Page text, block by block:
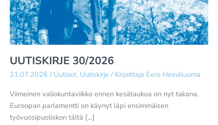
UUTISKIRJE 30/2026
21.07.2026 / Uutiset, Uutiskirje / Kirjoittaja Eero Heinäluoma
Viimeinen valiokuntaviikko ennen kesätaukoa on nyt takana.
Euroopan parlamentti on käynyt läpi ensimmäisen
työvuosipuoliskon tältä […]